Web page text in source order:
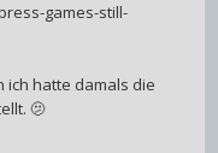
games-still-
ich hatte damals die
🫤